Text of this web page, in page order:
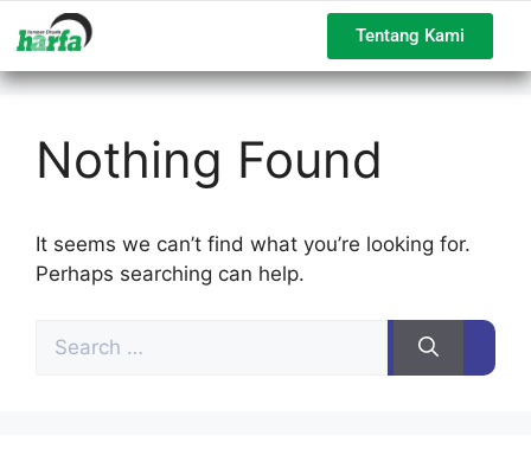
Tentang Kami
Nothing Found
It seems we can’t find what you’re looking for.
Perhaps searching can help.